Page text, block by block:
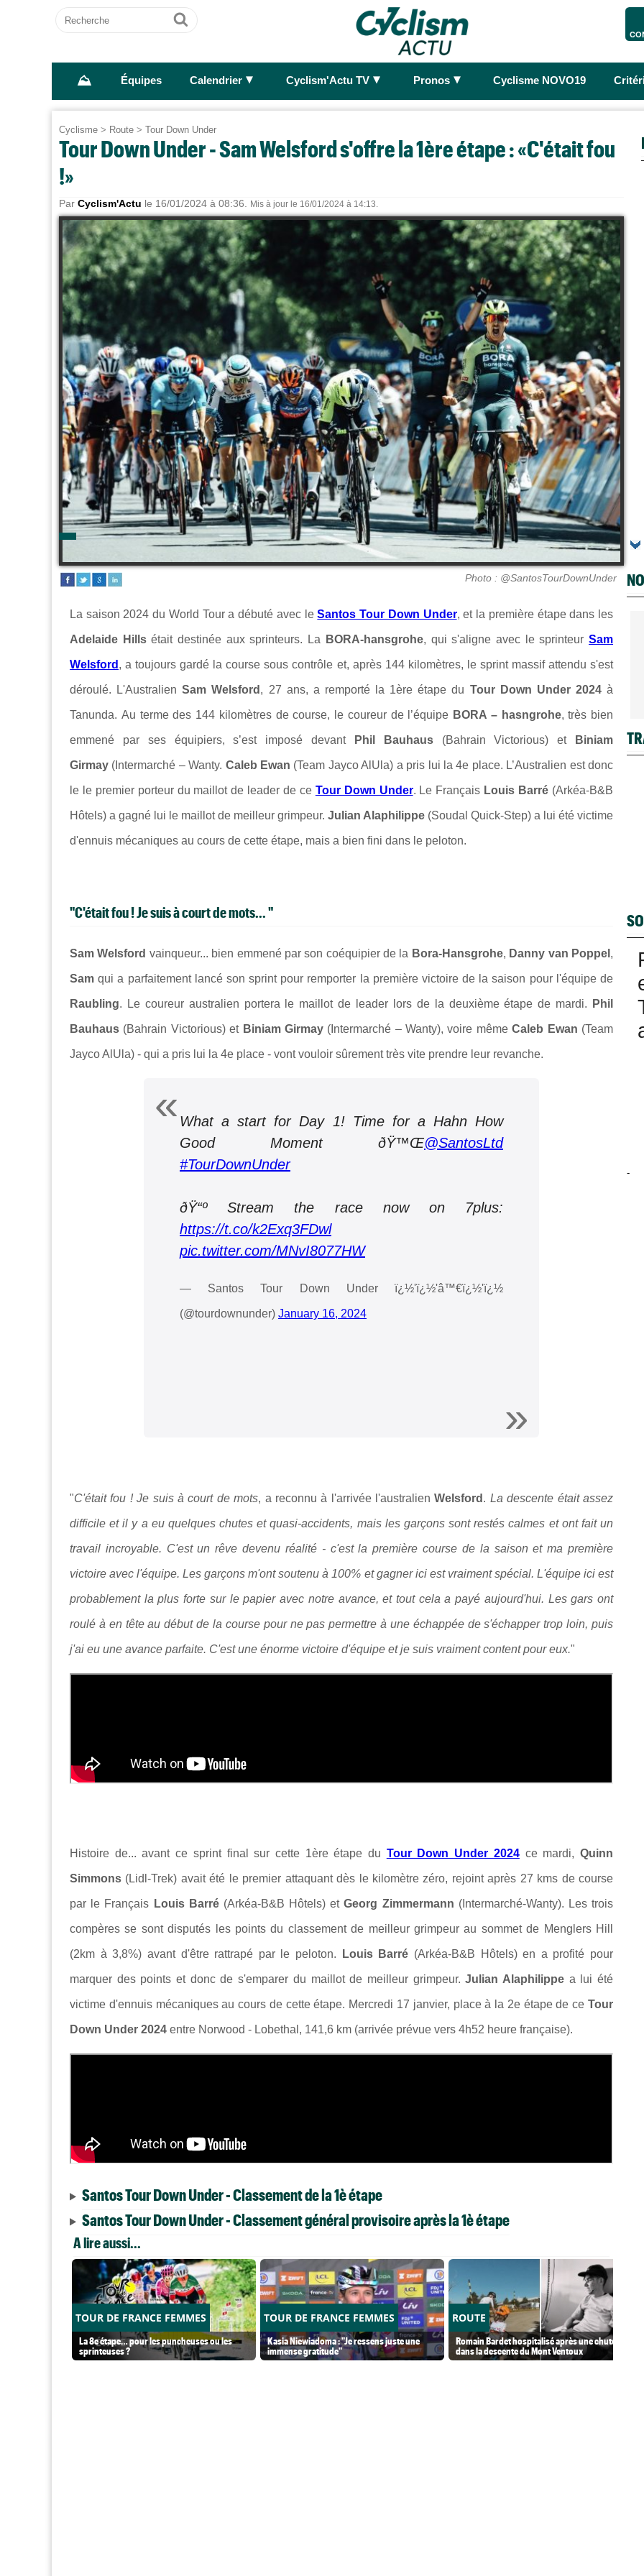
Recherche
Ok
⛰ Équipes Calendrier ► Cyclism'Actu TV ► Pronos ► Cyclisme NOVO19
Cyclisme > Route > Tour Down Under
Tour Down Under - Sam Welsford s'offre la 1ère étape : «C'était fou
!»
Par Cyclism'Actu le 16/01/2024 à 08:36. Mis à jour le 16/01/2024 à 14:13.
Photo : @SantosTourDownUnder
La saison 2024 du World Tour a débuté avec leSantos Tour Down Under, et la première étape dans les
Adelaide Hillsétait destinée aux sprinteurs. La BORA-hansgrohe, qui s'aligne avec le sprinteurSam
Welsford , a toujours gardé la course sous contrôle et, après 144 kilomètres, le sprint massif attendu s'est
déroulé. L'AustralienSam Welsford , 27 ans, a remporté la 1ère étape du Tour Down Under 2024à
Tanunda. Au terme des 144 kilomètres de course, le coureur de l’équipe BORA – hasngrohe, très bien
emmené par ses équipiers, s’est imposé devantPhil Bauhaus(Bahrain Victorious) et Biniam
Girmay (Intermarché – Wanty. Caleb Ewan (Team Jayco AlUla) a pris lui la 4e place. L’Australien est donc
le le premier porteur du maillot de leader de ce Tour Down Under. Le Français Louis Barré (Arkéa-B&B
Hôtels) a gagné lui le maillot de meilleur grimpeur. Julian Alaphilippe (Soudal Quick-Step) a lui été victime
d'ennuis mécaniques au cours de cette étape, mais a bien fini dans le peloton.
"C'était fou ! Je suis à court de mots... "
Sam Welsford vainqueur... bien emmené par son coéquipier de la Bora-Hansgrohe, Danny van Poppel ,
Sam qui a parfaitement lancé son sprint pour remporter la première victoire de la saison pour l'équipe de
Raubling. Le coureur australien portera le maillot de leader lors de la deuxième étape de mardi. Phil
Bauhaus (Bahrain Victorious) et Biniam Girmay (Intermarché – Wanty), voire mêmeCaleb Ewan (Team
Jayco AlUla) - qui a pris lui la 4e place - vont vouloir sûrement très vite prendre leur revanche.
What a start for Day 1! Time for a Hahn How
Good Moment ðŸ™Œ@SantosLtd
#TourDownUnder
ðŸ“º Stream the race now on 7plus:
https://t.co/k2Exq3FDwl
pic.twitter.com/MNvI8077HW
— Santos Tour Down Under ï¿½'ï¿½'‍â™€ï¿½'ï¿½
(@tourdownunder) January 16, 2024
"C'était fou ! Je suis à court de mots, a reconnu à l'arrivée l'australienWelsford . La descente était assez
difficile et il y a eu quelques chutes et quasi-accidents, mais les garçons sont restés calmes et ont fait un
travail incroyable. C'est un rêve devenu réalité - c'est la première course de la saison et ma première
victoire avec l'équipe. Les garçons m'ont soutenu à 100% et gagner ici est vraiment spécial. L'équipe ici est
probablement la plus forte sur le papier avec notre avance, et tout cela a payé aujourd'hui. Les gars ont
roulé à en tête au début de la course pour ne pas permettre à une échappée de s'échapper trop loin, puis
j'ai eu une avance parfaite. C'est une énorme victoire d'équipe et je suis vraiment content pour eux."
Histoire de... avant ce sprint final sur cette 1ère étape du Tour Down Under 2024 ce mardi, Quinn
Simmons (Lidl-Trek) avait été le premier attaquant dès le kilomètre zéro, rejoint après 27 kms de course
par le Français Louis Barré(Arkéa-B&B Hôtels) etGeorg Zimmermann (Intermarché-Wanty). Les trois
compères se sont disputés les points du classement de meilleur grimpeur au sommet de Menglers Hill
(2km à 3,8%) avant d'être rattrapé par le peloton. Louis Barré (Arkéa-B&B Hôtels) en a profité pour
marquer des points et donc de s'emparer du maillot de meilleur grimpeur.Julian Alaphilippea lui été
victime d'ennuis mécaniques au cours de cette étape. Mercredi 17 janvier, place à la 2e étape de ce Tour
Down Under 2024 entre Norwood - Lobethal, 141,6 km (arrivée prévue vers 4h52 heure française).
Santos Tour Down Under - Classement de la 1è étape
Santos Tour Down Under - Classement général provisoire après la 1è étape
A lire aussi...
TOUR DE FRANCE FEMMES
La 8e étape… pour les puncheuses ou les
sprinteuses ?
TOUR DE FRANCE FEMMES
Kasia Niewiadoma : "Je ressens juste une
immense gratitude"
ROUTE
Romain Bardet hospitalisé après une chute
dans la descente du Mont Ventoux
-